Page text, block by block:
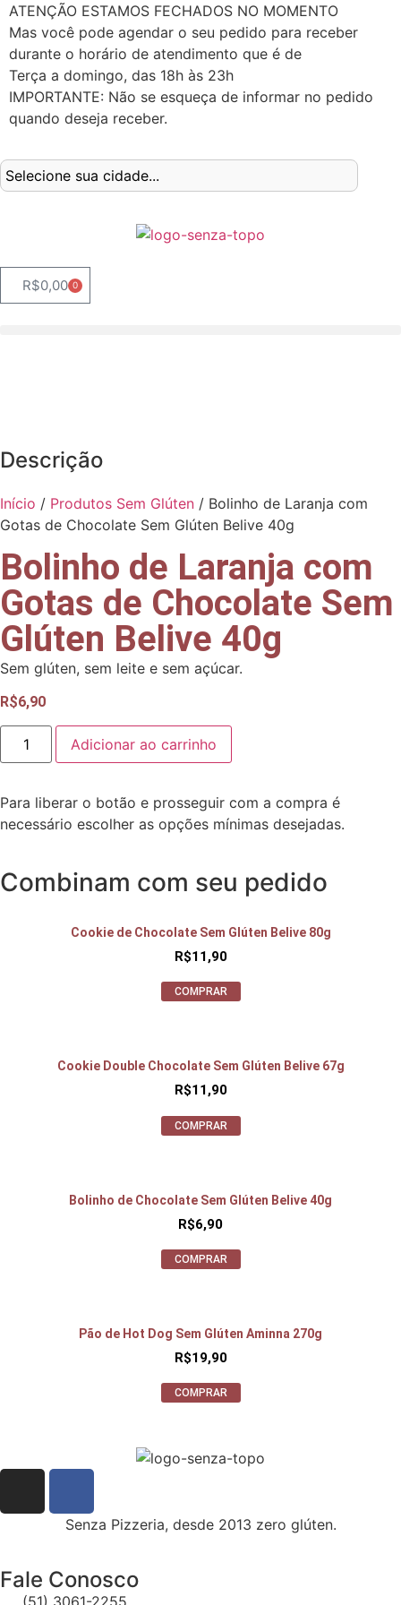
ATENÇÃO ESTAMOS FECHADOS NO MOMENTO
Mas você pode agendar o seu pedido para receber
durante o horário de atendimento que é de
Terça a domingo, das 18h às 23h
IMPORTANTE: Não se esqueça de informar no pedido
quando deseja receber.
R$0,00 0
Descrição
Início / Produtos Sem Glúten / Bolinho de Laranja com
Gotas de Chocolate Sem Glúten Belive 40g
Bolinho de Laranja com
Gotas de Chocolate Sem
Glúten Belive 40g
Sem glúten, sem leite e sem açúcar.
R$6,90
Adicionar ao carrinho
Para liberar o botão e prosseguir com a compra é
necessário escolher as opções mínimas desejadas.
Combinam com seu pedido
Cookie de Chocolate Sem Glúten Belive 80g
R$11,90
COMPRAR
Cookie Double Chocolate Sem Glúten Belive 67g
R$11,90
COMPRAR
Bolinho de Chocolate Sem Glúten Belive 40g
R$6,90
COMPRAR
Pão de Hot Dog Sem Glúten Aminna 270g
R$19,90
COMPRAR
Senza Pizzeria, desde 2013 zero glúten.
Fale Conosco